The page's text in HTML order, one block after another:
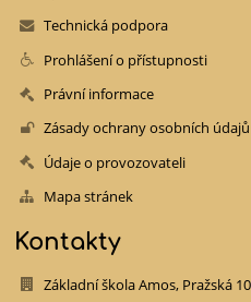
Technická podpora
Prohlášení o přístupnosti
Právní informace
Zásady ochrany osobních údajů
Údaje o provozovateli
Mapa stránek
Kontakty
Základní škola Amos, Pražská